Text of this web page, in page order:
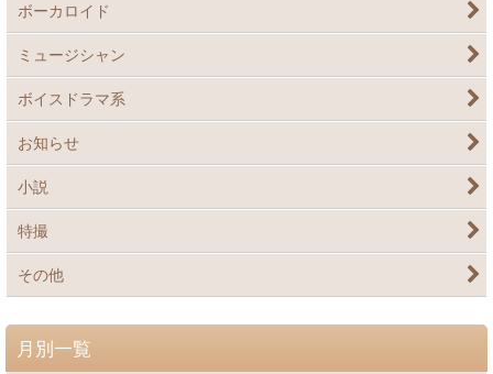
ボーカロイド
ミュージシャン
ボイスドラマ系
お知らせ
小説
特撮
その他
月別一覧